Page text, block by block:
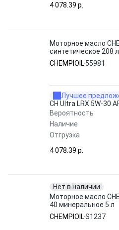
4 078.39 p.
Моторное масло
синтетическое 208 л
CHEMPIOIL55981
Лучшее
CH Ultra LRX 5W-30
Вероятность
Наличие
Отгрузка
4 078.39 p.
Нет в наличии
Моторное масло
40 минеральное 5 л
CHEMPIOILS1237